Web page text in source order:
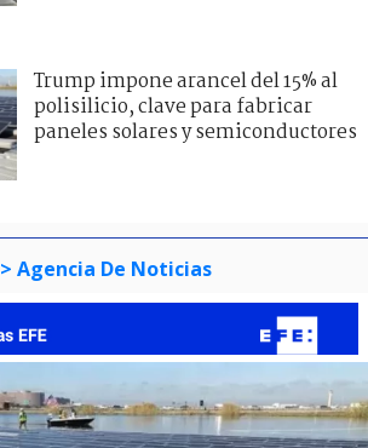
Trump impone arancel del 15% al
polisilicio, clave para fabricar
paneles solares y semiconductores
> Agencia De Noticias